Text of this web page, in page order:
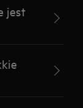
jest